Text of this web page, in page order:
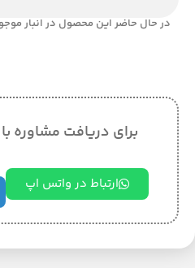
در حال حاضر این محصول در انبار
برای دریافت مشاوره
ارتباط در واتس اپ